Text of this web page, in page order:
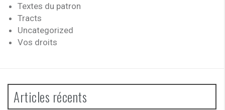
Textes du patron
Tracts
Uncategorized
Vos droits
Articles récents